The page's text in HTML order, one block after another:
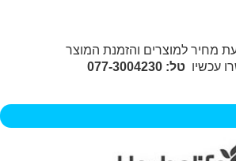
מחיר למוצרים והזמנת המוצר
עכשיו טל: 077-3004230